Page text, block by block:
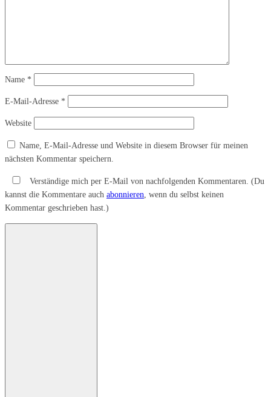
Name *
E-Mail-Adresse *
Website
Name, E-Mail-Adresse und Website in diesem Browser für meinen
nächsten Kommentar speichern.
Verständige mich per E-Mail von nachfolgenden Kommentaren. (Du
kannst die Kommentare auch abonnieren, wenn du selbst keinen
Kommentar geschrieben hast.)